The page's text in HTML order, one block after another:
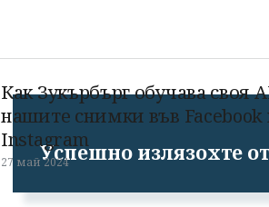
Успешно излязохте
Как Зукърбърг обучава своя
нашите снимки във Facebook
Instagram
27 май 2024